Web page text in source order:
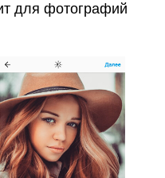
для фотографий